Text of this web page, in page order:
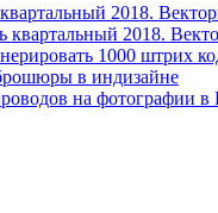
2018.
квартальный 2018.
1000 штрих
в индизайне
на фотографии в